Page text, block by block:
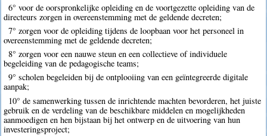
6° voor de oorspronkelijke opleiding en de voortgezette opleiding van de
directeurs zorgen in overeenstemming met de geldende decreten;
7° zorgen voor de opleiding tijdens de loopbaan voor het personeel in
overeenstemming met de geldende decreten;
8° zorgen voor een nauwe steun en een collectieve of individuele
begeleiding van de pedagogische teams;
9° scholen begeleiden bij de ontplooiing van een geïntegreerde digitale
aanpak;
10° de samenwerking tussen de inrichtende machten bevorderen, het juiste
gebruik en de verdeling van de beschikbare middelen en mogelijkheden
aanmoedigen en hen bijstaan bij het ontwerp en de uitvoering van hun
investeringsproject;